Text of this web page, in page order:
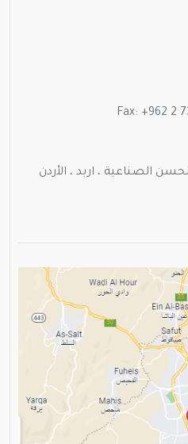
Fax: +962 2
الصناعية ، اربد ، الأردن